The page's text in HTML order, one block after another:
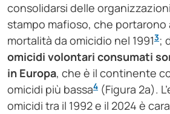
consolidarsi delle
stampo mafioso, che portarono
mortalità da omicidio nel 19913;
omicidi volontari consumati
in Europa, che è il continente
omicidi più bassa4 (Figura 2a).
omicidi tra il 1992 e il 2024 è